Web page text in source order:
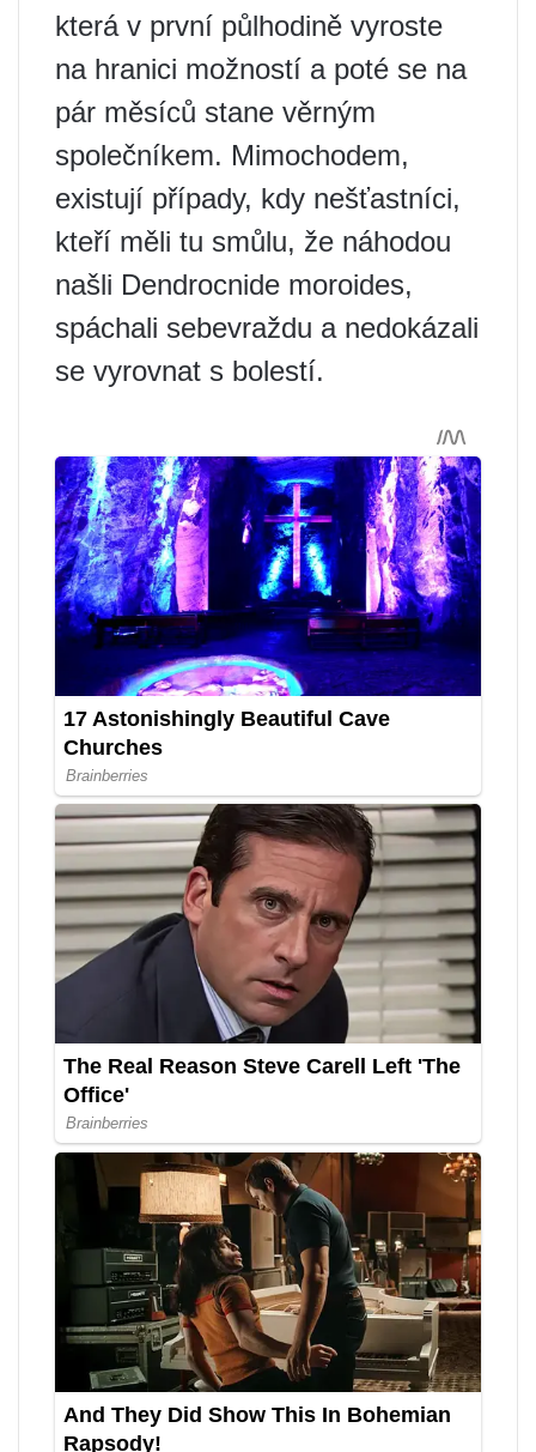
která v první půlhodině vyroste
na hranici možností a poté se na
pár měsíců stane věrným
společníkem. Mimochodem,
existují případy, kdy nešťastníci,
kteří měli tu smůlu, že náhodou
našli Dendrocnide moroides,
spáchali sebevraždu a nedokázali
se vyrovnat s bolestí.